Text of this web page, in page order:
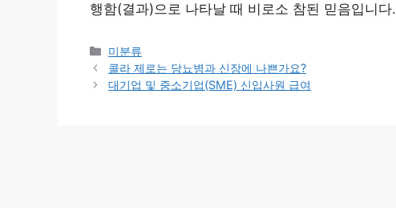
행함(결과)으로 나타날 때 비로소 참된 믿음입니다.
Categories
미분류
콜라 제로는 당뇨병과 신장에 나쁜가요?
대기업 및 중소기업(SME) 신입사원 급여